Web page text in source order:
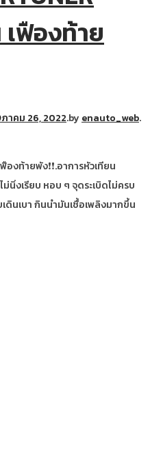
ฟืองท้าย
าคม 26, 2022.by enauto_web.
ท้ายพัง❗❗.อาการหัวเทียน
นิ่งเรียบ หอบ ๆ จุดระเบิดไม่ครบ
นเบา กินนำมันเชื้อเพลิงมากขึ้น